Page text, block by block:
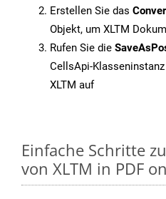
Erstellen Sie das
Objekt, um XLTM
Rufen Sie die
CellsApi-
XLTM auf
Einfache Schritte
von XLTM in PDF